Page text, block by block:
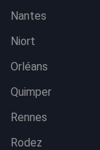
Nantes
Niort
Orléans
Quimper
Rennes
Rodez